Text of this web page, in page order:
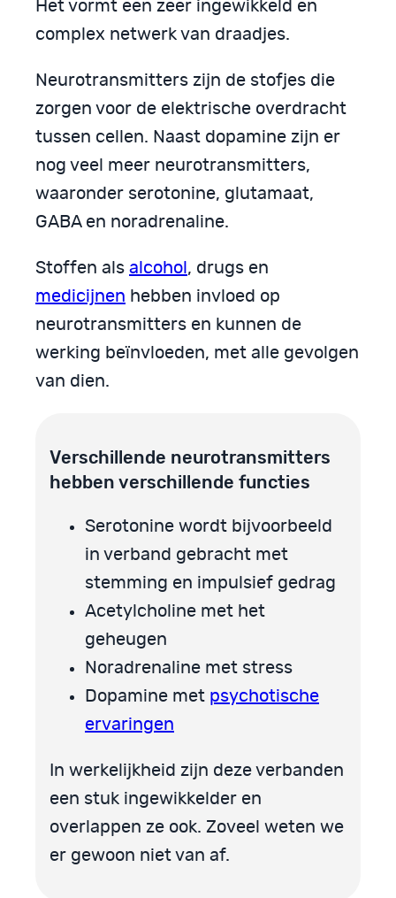
Het vormt een zeer ingewikkeld en
complex netwerk van draadjes.
Neurotransmitters zijn de stofjes die
zorgen voor de elektrische overdracht
tussen cellen. Naast dopamine zijn er
nog veel meer neurotransmitters,
waaronder serotonine, glutamaat,
GABA en noradrenaline.
Stoffen als alcohol , drugs en
medicijnen hebben invloed op
neurotransmitters en kunnen de
werking beïnvloeden, met alle gevolgen
van dien.
Verschillende neurotransmitters
hebben verschillende functies
Serotonine wordt bijvoorbeeld
in verband gebracht met
stemming en impulsief gedrag
Acetylcholine met het
geheugen
Noradrenaline met stress
Dopamine met psychotische
ervaringen
In werkelijkheid zijn deze verbanden
een stuk ingewikkelder en
overlappen ze ook. Zoveel weten we
er gewoon niet van af.